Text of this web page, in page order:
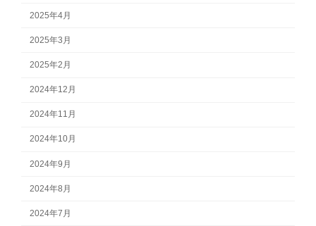
2025年4月
2025年3月
2025年2月
2024年12月
2024年11月
2024年10月
2024年9月
2024年8月
2024年7月